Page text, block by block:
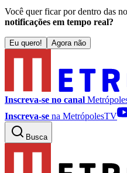
Você quer ficar por dentro das
notificações em tempo real?
Eu quero! Agora não
Inscreva-se no canal
Inscreva-se na MetrópolesTV
Busca